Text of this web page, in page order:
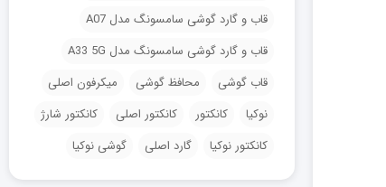
قاب و گارد گوشی سامسونگ مدل A07
قاب و گارد گوشی سامسونگ مدل A33 5G
قاب گوشی
محافظ گوشی
میکرفون اصلی
نوکیا
کانکتور کانکتور اصلی
کانکتور شارژ
کانکتور نوکیا
گارد اصلی گوشی نوکیا